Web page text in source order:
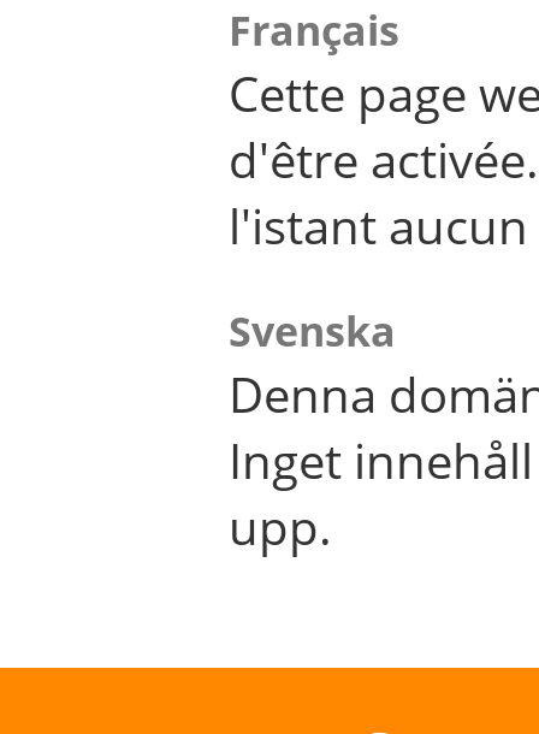
Français
Cette page
d'être
l'istant
Svenska
Denna
Inget
upp.